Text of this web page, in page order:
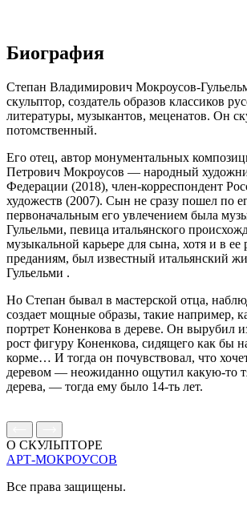
Биография
Степан Владимирович Мокроусов-
скульптор, создатель образов классиков
литературы, музыкантов, меценатов. Он
потомственный.
Его отец, автор монументальных
Петрович Мокроусов — народный
Федерации (2018), член-корреспондент
художеств (2007). Сын не сразу пошел по
первоначальным его увлечением была
Гульельми, певица итальянского
музыкальной карьере для сына, хотя и в ее
преданиям, был известный итальянский
Гульельми .
Но Степан бывал в мастерской отца,
создает мощные образы, такие например,
портрет Коненкова в дереве. Он вырубил
рост фигуру Коненкова, сидящего как бы
корме… И тогда он почувствовал, что
деревом — неожиданно ощутил какую-то
дерева, — тогда ему было 14-ть лет.
О СКУЛЬПТОРЕ
АРТ-МОКРОУСОВ
Все права защищены.